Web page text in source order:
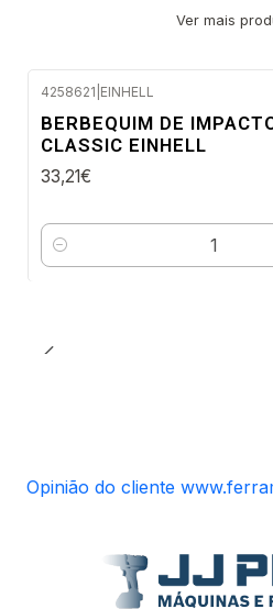
Ver mais
4258621 EINHELL
BERBEQUIM DE
CLASSIC EINHELL
33,21€
Quantidade
Opinião do cliente